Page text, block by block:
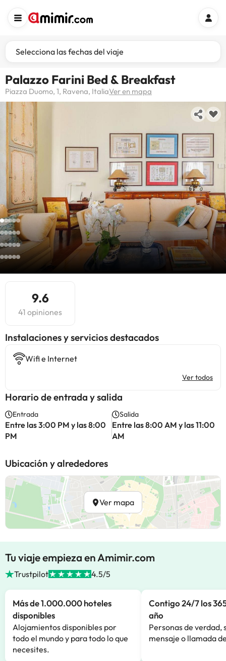
Selecciona las fechas del viaje
Palazzo Farini Bed & Breakfast
Piazza Duomo, 1, Ravena, ItaliaVer en mapa
9.6
41 opiniones
Instalaciones y servicios destacados
Wifi e Internet
Ver todos
Horario de entrada y salida
Entrada
Entre las 3:00 PM y las 8:00
PM
Salida
Entre las 8:00 AM y las 11:00
AM
Ubicación y alrededores
Ver mapa
Tu viaje empieza en Amimir.com
Trustpilot 4.5/5
Más de 1.000.000 hoteles
disponibles
Alojamientos disponibles por
todo el mundo y para todo lo que
necesites.
Contigo 24/7 los
año
Personas de verdad,
mensaje o llamada